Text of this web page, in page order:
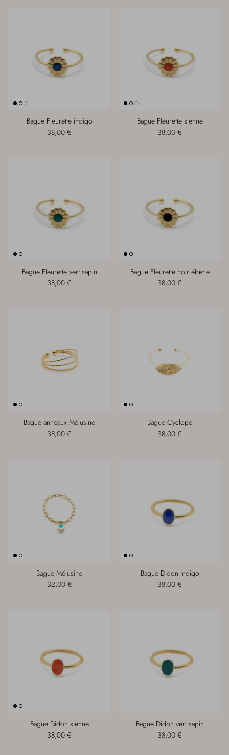
Bague Fleurette indigo
38,00 €
Bague Fleurette sienne
38,00 €
Bague Fleurette vert sapin
38,00 €
Bague Fleurette noir ébène
38,00 €
Bague anneaux Mélusine
38,00 €
Bague Cyclope
38,00 €
Bague Mélusine
32,00 €
Bague Didon indigo
38,00 €
Bague Didon sienne
38,00 €
Bague Didon vert sapin
38,00 €